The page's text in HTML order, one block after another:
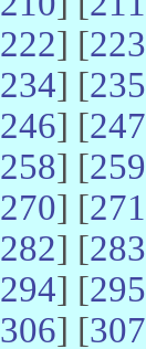
222] [223
234] [235
246] [247
258] [259
270] [271
282] [283
294] [295
306] [307